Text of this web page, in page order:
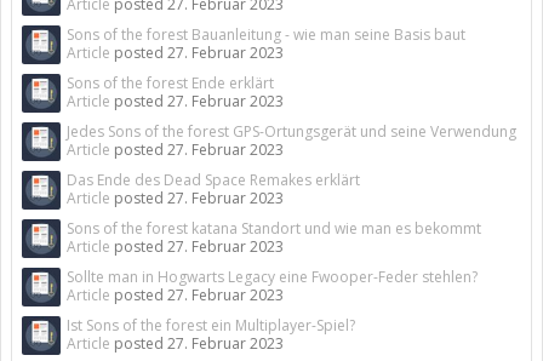
Article posted 27. Februar 2023
Sons of the forest Bauanleitung - wie man seine Basis baut
Article posted 27. Februar 2023
Sons of the forest Ende erklärt
Article posted 27. Februar 2023
Jedes Sons of the forest GPS-Ortungsgerät und seine Verwendung
Article posted 27. Februar 2023
Das Ende des Dead Space Remakes erklärt
Article posted 27. Februar 2023
Sons of the forest katana Standort und wie man es bekommt
Article posted 27. Februar 2023
Sollte man in Hogwarts Legacy eine Fwooper-Feder stehlen?
Article posted 27. Februar 2023
Ist Sons of the forest ein Multiplayer-Spiel?
Article posted 27. Februar 2023